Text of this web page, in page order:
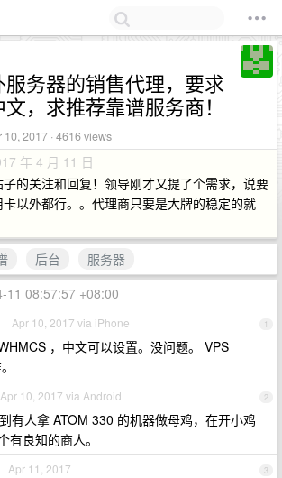
务器的销售代理，要求
，求推荐靠谱服务商！
10, 2017 · 4616 views
年 4 月 11 日
的关注和回复！领导刚才又提了个需求，说要
以外都行。。代理商只要是大牌的稳定的就
后台
服务器
11 08:57:57 +08:00
1
Apr 10, 2017 via iPhone
，中文可以设置。没问题。 VPS
2
Apr 10, 2017 via Android
有人拿 ATOM 330 的机器做母鸡，在开小鸡
有良知的商人。
3
Apr 11, 2017